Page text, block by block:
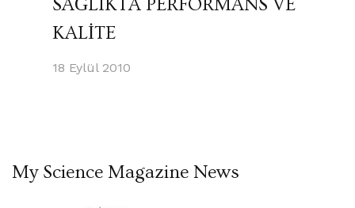
KALİTE
18 Eylül 2010
My Science Magazine News